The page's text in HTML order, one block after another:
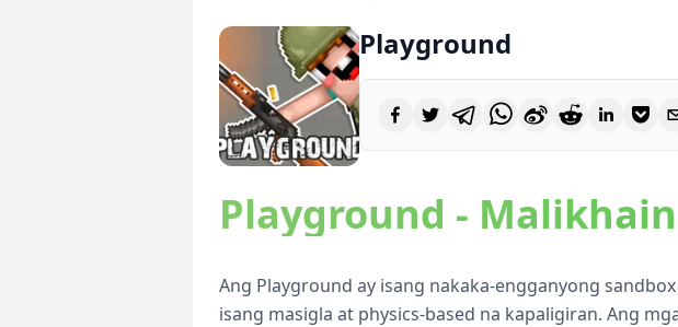
Playground
Playground -
Ang Playground ay isang nakaka-engganyong
isang masigla at physics-based na kapaligiran. Ang